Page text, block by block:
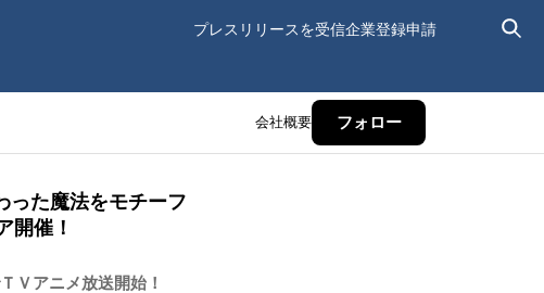
プレスリリースを受信企業登録申請
会社概要 フォロー
った魔法をモチーフ
開催！
Ｖアニメ放送開始！